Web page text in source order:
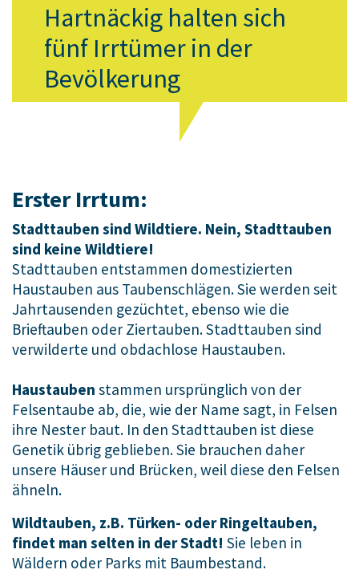
Hartnäckig halten sich
fünf Irrtümer in der
Bevölkerung
Erster Irrtum:
Stadttauben sind Wildtiere. Nein, Stadttauben
sind keine Wildtiere!
Stadttauben entstammen domestizierten
Haustauben aus Taubenschlägen. Sie werden seit
Jahrtausenden gezüchtet, ebenso wie die
Brieftauben oder Ziertauben. Stadttauben sind
verwilderte und obdachlose Haustauben.
Haustauben stammen ursprünglich von der
Felsentaube ab, die, wie der Name sagt, in Felsen
ihre Nester baut. In den Stadttauben ist diese
Genetik übrig geblieben. Sie brauchen daher
unsere Häuser und Brücken, weil diese den Felsen
ähneln.
Wildtauben, z.B. Türken- oder Ringeltauben,
findet man selten in der Stadt! Sie leben in
Wäldern oder Parks mit Baumbestand.